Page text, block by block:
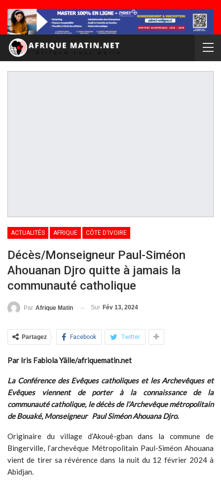
ACTUALITÉS AFRIQUE CÔTE D'IVOIRE
Décès/Monseigneur Paul-Siméon
Ahouanan Djro quitte à jamais la
communauté catholique
Par Afrique Matin Sur Fév 13, 2024
Partagez Facebook Twitter
Par Iris Fabiola Yälle/afriquematin.net
La Conférence des Evêques catholiques et les Archevêques et
Evêques viennent de porter à la connaissance de la
communauté catholique, le décès de l’Archevêque métropolitain
de Bouaké, Monseigneur Paul Siméon Ahouana Djro.
Originaire du village d’Akouê-gban dans la commune de
Bingerville, l’archevêque Métropolitain Paul-Siméon Ahouana
vient de tirer sa révérence dans la nuit du 12 février 2024 à
Abidjan.